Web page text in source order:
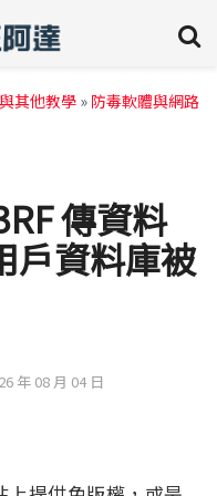
其他教學» 防毒軟體與網路
傳資料
戶資料庫被
年 08 月 04 日